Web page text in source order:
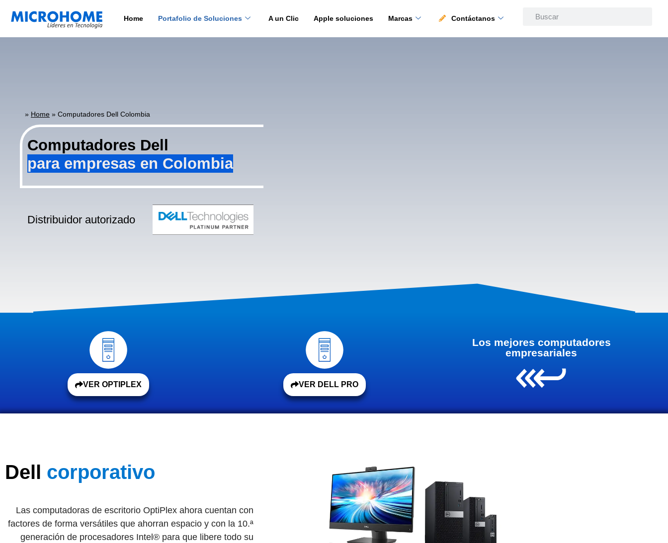
Home Portafolio de Soluciones A un Clic Apple soluciones Marcas Contáctanos
» Home » Computadores Dell Colombia
Computadores Dell
para empresas en Colombia
Distribuidor autorizado
VER OPTIPLEX VER DELL PRO
Los mejores computadores
empresariales
Dell corporativo
Las computadoras de escritorio OptiPlex ahora cuentan con
factores de forma versátiles que ahorran espacio y con la 10.ª
generación de procesadores Intel® para que libere todo su